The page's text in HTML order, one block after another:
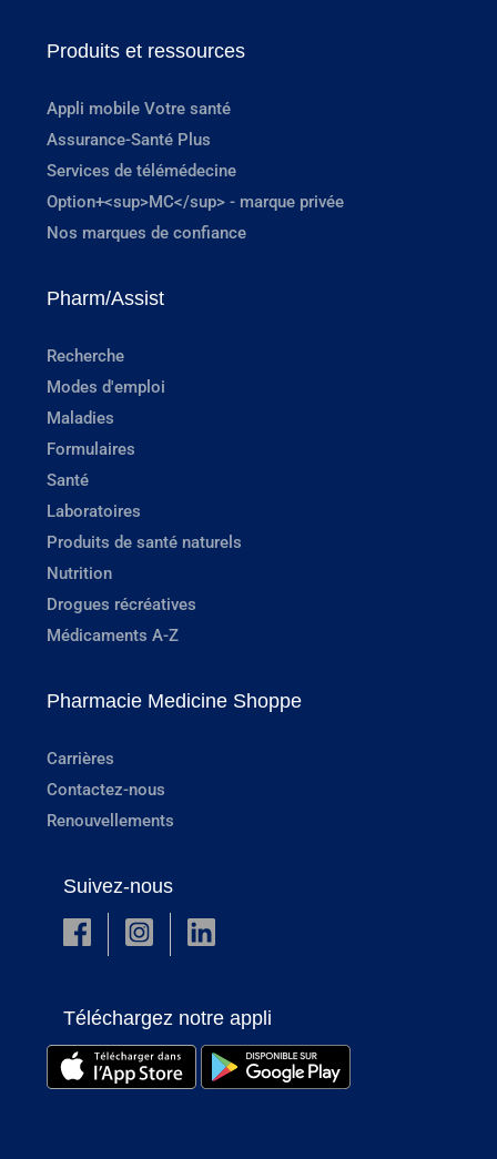
Produits et ressources
Appli mobile Votre santé
Assurance-Santé Plus
Services de télémédecine
Option+<sup>MC</sup> - marque privée
Nos marques de confiance
Pharm/Assist
Recherche
Modes d'emploi
Maladies
Formulaires
Santé
Laboratoires
Produits de santé naturels
Nutrition
Drogues récréatives
Médicaments A-Z
Pharmacie Medicine Shoppe
Carrières
Contactez-nous
Renouvellements
Suivez-nous
Téléchargez notre appli